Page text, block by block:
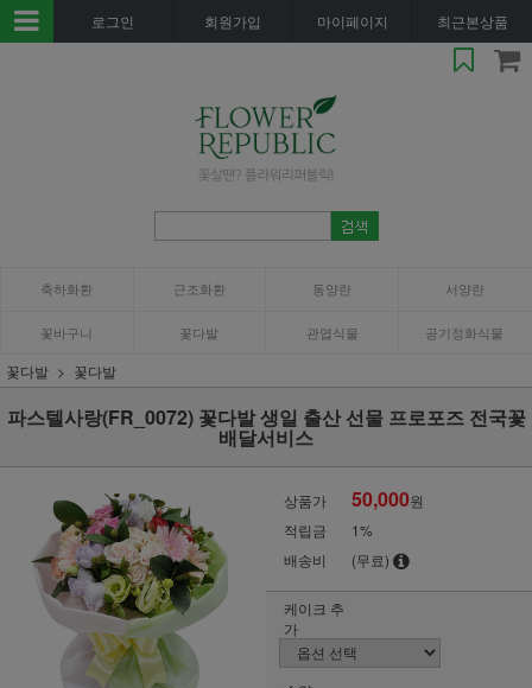
로그인 회원가입 마이페이지 최근본상품
축하화환 근조화환 동양란 서양란
꽃바구니 꽃다발 관엽식물 공기정화식물
꽃다발 꽃다발
파스텔사랑(FR_0072) 꽃다발 생일 출산 선물 프로포즈 전국꽃
배달서비스
상품가 50,000원
적립금
1%
배송비
(무료)
케이크 추
가